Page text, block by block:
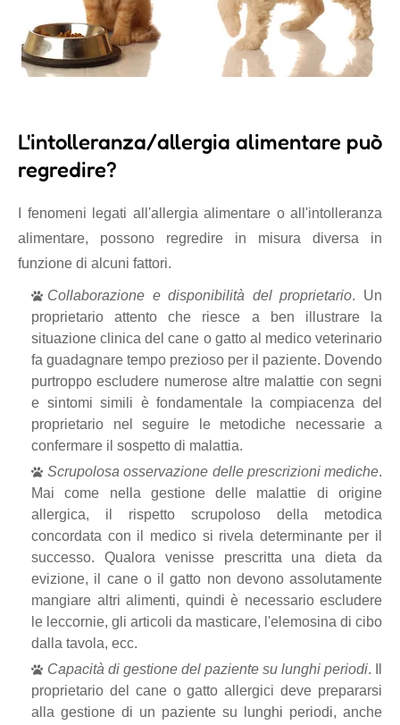
L'intolleranza/allergia alimentare può
regredire?
I fenomeni legati all'allergia alimentare o all'intolleranza
alimentare, possono regredire in misura diversa in
funzione di alcuni fattori.
Collaborazione e disponibilità del proprietario. Un
proprietario attento che riesce a ben illustrare la
situazione clinica del cane o gatto al medico veterinario
fa guadagnare tempo prezioso per il paziente. Dovendo
purtroppo escludere numerose altre malattie con segni
e sintomi simili è fondamentale la compiacenza del
proprietario nel seguire le metodiche necessarie a
confermare il sospetto di malattia.
Scrupolosa osservazione delle prescrizioni mediche.
Mai come nella gestione delle malattie di origine
allergica, il rispetto scrupoloso della metodica
concordata con il medico si rivela determinante per il
successo. Qualora venisse prescritta una dieta da
evizione, il cane o il gatto non devono assolutamente
mangiare altri alimenti, quindi è necessario escludere
le leccornie, gli articoli da masticare, l'elemosina di cibo
dalla tavola, ecc.
Capacità di gestione del paziente su lunghi periodi. Il
proprietario del cane o gatto allergici deve prepararsi
alla gestione di un paziente su lunghi periodi, anche